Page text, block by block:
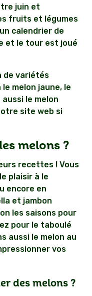
juin et
fruits et légumes
calendrier de
et le tour est joué
de variétés
melon jaune, le
le melon
site web si
melons ?
recettes ! Vous
plaisir à le
encore en
et jambon
les saisons pour
pour le taboulé
aussi le melon au
vos
des melons ?